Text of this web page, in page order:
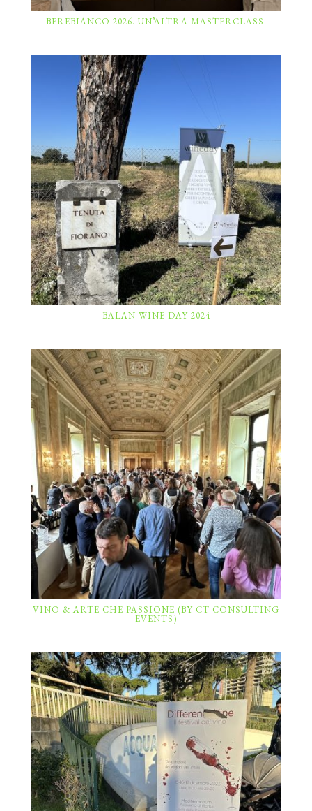
BEREBIANCO 2026. UN’ALTRA MASTERCLASS.
BALAN WINE DAY 2024
VINO & ARTE CHE PASSIONE (BY CT CONSULTING
EVENTS)